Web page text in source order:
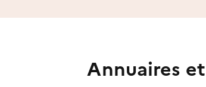
Annuaires